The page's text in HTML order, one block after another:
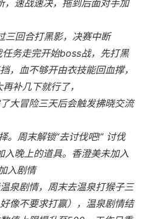
速战速决，拖到后面对手加
三回合打黑影，决赛中断
务走完开始boss战，先打黑
，血不够开由衣技能回血撑，
补几下就行了，
大冒险三天后会触发拂晓交流
。周末解锁“去讨伐吧!” 讨伐
入晚上的道具。香澄美未加入
入剧情
泉剧情，周末去温泉打猴子三
像不要求打赢），温泉剧情结